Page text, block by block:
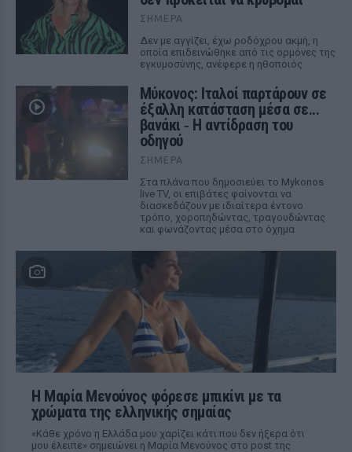
ΣΉΜΕΡΑ
Δεν με αγγίζει, έχω ροδόχρου ακμή, η
οποία επιδεινώθηκε από τις ορμόνες της
εγκυμοσύνης, ανέφερε η ηθοποιός
Μύκονος: Ιταλοί παρτάρουν σε
έξαλλη κατάσταση μέσα σε...
βανάκι ‑ Η αντίδραση του
οδηγού
ΣΉΜΕΡΑ
Στα πλάνα που δημοσιεύει το Mykonos
live TV, οι επιβάτες φαίνονται να
διασκεδάζουν με ιδιαίτερα έντονο
τρόπο, χοροπηδώντας, τραγουδώντας
και φωνάζοντας μέσα στο όχημα
Η Μαρία Μενούνος φόρεσε μπικίνι με τα
χρώματα της ελληνικής σημαίας
«Κάθε χρόνο η Ελλάδα μου χαρίζει κάτι που δεν ήξερα ότι
μου έλειπε» σημειώνει η Μαρία Μενούνος στο post της